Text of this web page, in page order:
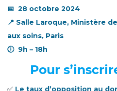
📅 28 octobre 2024
📍 Salle Laroque, Ministère
aux soins, Paris
🕕 9h – 18h
Pour
✅ Le taux d’opposition au